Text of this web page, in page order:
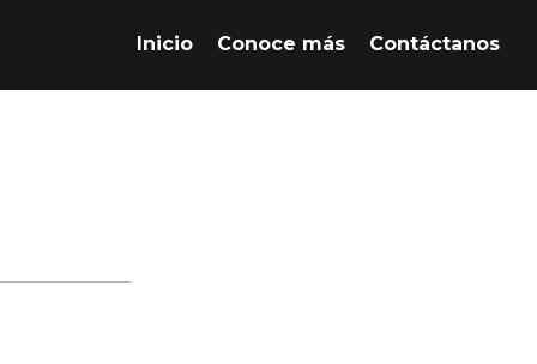
Inicio Conoce más Contáctanos